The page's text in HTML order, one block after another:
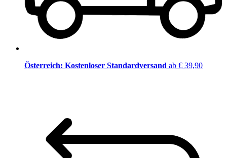
Österreich: Kostenloser Standardversand ab € 39,90